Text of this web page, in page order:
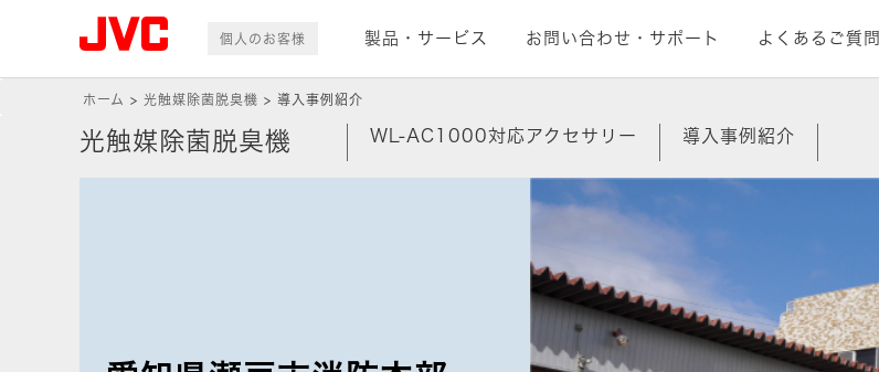
個人のお客様 製品・サービス お問い合わせ・サポート よくあるご質問
ホーム 光触媒除菌脱臭機 導入事例紹介
光触媒除菌脱臭機 WL-AC1000対応アクセサリー 導入事例紹介